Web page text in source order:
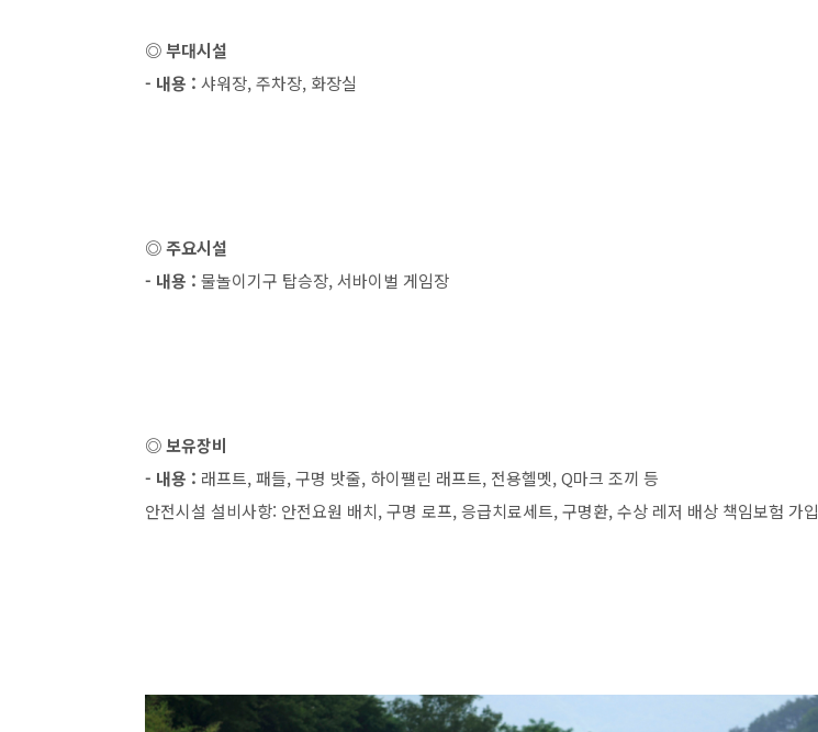
◎ 부대시설
- 내용 : 샤워장, 주차장, 화장실
◎ 주요시설
- 내용 : 물놀이기구 탑승장, 서바이벌 게임장
◎ 보유장비
- 내용 : 래프트, 패들, 구명 밧줄, 하이팰린 래프트, 전용헬멧, Q마크 조끼 등
안전시설 설비사항: 안전요원 배치, 구명 로프, 응급치료세트, 구명환, 수상 레저 배상 책임보험 가입